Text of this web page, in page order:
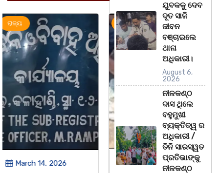
ଅପରାଧ
March 14, 2026
ରାଜ୍ୟ
March 8, 2026
ଯୁବକକୁ ଦେବ
ଦୂତ ସାଜି
ଜୀବନ
ବଞ୍ଚାଇଲେ
ଥାନା
ଅଧିକାରୀ।
August 6,
2026
ନୀଳକଣ୍ଠ
ଦାସ ଥିଲେ
ବହୁମୁଖୀ
ବ୍ୟକ୍ତିତ୍ୱ ର
ଅଧିକାରୀ /
ତିନି ସାରସ୍ୱତ
ପ୍ରତିଭାଙ୍କୁ
ନୀଳକଣ୍ଠ